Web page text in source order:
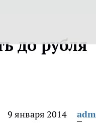
до рубля
9 января 2014